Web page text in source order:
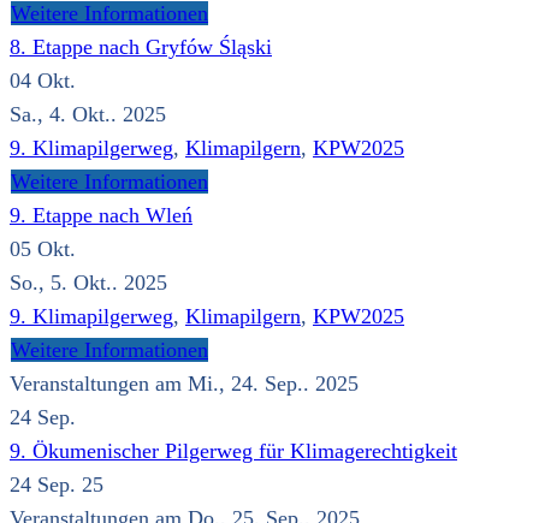
Weitere Informationen
8. Etappe nach Gryfów Śląski
04 Okt.
Sa., 4. Okt.. 2025
9. Klimapilgerweg, Klimapilgern, KPW2025
Weitere Informationen
9. Etappe nach Wleń
05 Okt.
So., 5. Okt.. 2025
9. Klimapilgerweg, Klimapilgern, KPW2025
Weitere Informationen
Veranstaltungen am Mi., 24. Sep.. 2025
24 Sep.
9. Ökumenischer Pilgerweg für Klimagerechtigkeit
24 Sep. 25